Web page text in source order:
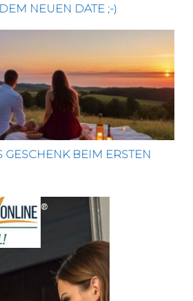
NEUEN DATE ;-)
GESCHENK BEIM ERSTEN